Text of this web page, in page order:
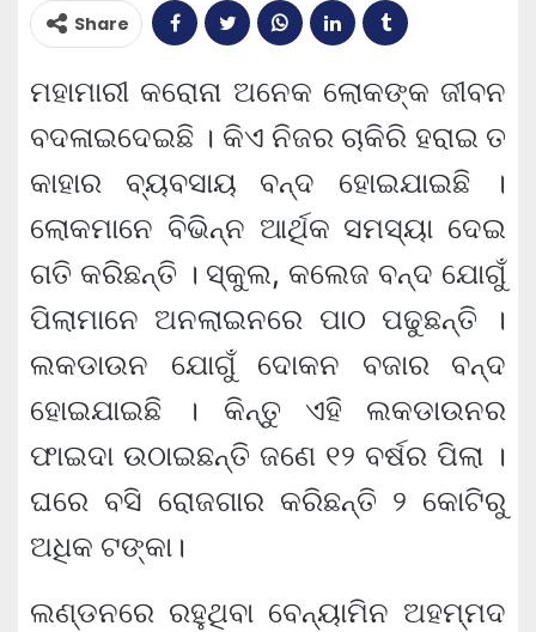
Share
ମହାମାରୀ କରୋନା ଅନେକ ଲୋକଙ୍କ ଜୀବନ
ବଦଳାଇଦେଇଛି । କିଏ ନିଜର ଚାକିରି ହରାଇ ତ
କାହାର ବ୍ୟବସାୟ ବନ୍ଦ ହୋଇଯାଇଛି ।
ଲୋକମାନେ ବିଭିନ୍ନ ଆର୍ଥିକ ସମସ୍ୟା ଦେଇ
ଗତି କରିଛନ୍ତି । ସ୍କୁଲ, କଲେଜ ବନ୍ଦ ଯୋଗୁଁ
ପିଲାମାନେ ଅନଲାଇନରେ ପାଠ ପଢୁଛନ୍ତି ।
ଲକଡାଉନ ଯୋଗୁଁ ଦୋକନ ବଜାର ବନ୍ଦ
ହୋଇଯାଇଛି । କିନ୍ତୁ ଏହି ଲକଡାଉନର
ଫାଇଦା ଉଠାଇଛନ୍ତି ଜଣେ ୧୨ ବର୍ଷର ପିଲା ।
ଘରେ ବସି ରୋଜଗାର କରିଛନ୍ତି ୨ କୋଟିରୁ
ଅଧିକ ଟଙ୍କା।
ଲଣ୍ଡନରେ ରହୁଥିବା ବେନ୍ୟାମିନ ଅହମ୍ମଦ